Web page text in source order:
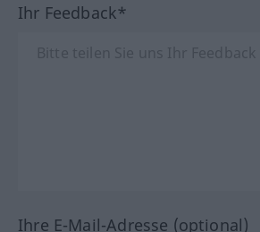
Ihr Feedback*
Ihre E-Mail-Adresse (optional)